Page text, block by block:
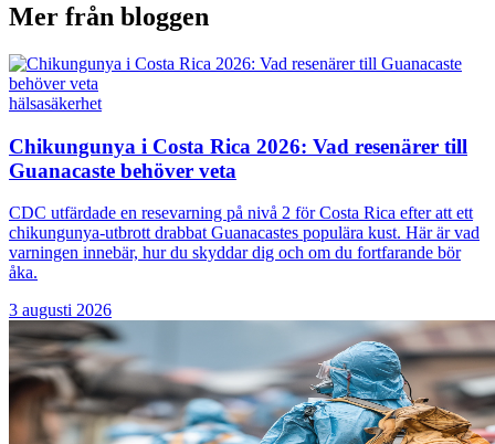
Mer från bloggen
hälsasäkerhet
Chikungunya i Costa Rica 2026: Vad resenärer till
Guanacaste behöver veta
CDC utfärdade en resevarning på nivå 2 för Costa Rica efter att ett
chikungunya-utbrott drabbat Guanacastes populära kust. Här är vad
varningen innebär, hur du skyddar dig och om du fortfarande bör
åka.
3 augusti 2026